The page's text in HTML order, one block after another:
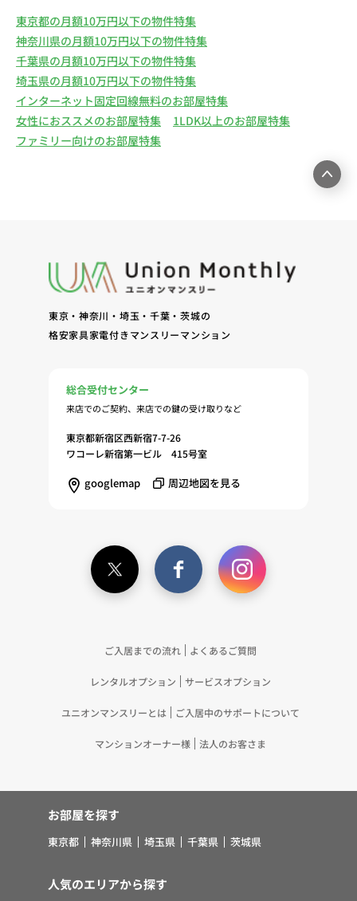
東京都の月額10万円以下の物件特集
神奈川県の月額10万円以下の物件特集
千葉県の月額10万円以下の物件特集
埼玉県の月額10万円以下の物件特集
インターネット固定回線無料のお部屋特集
女性におススメのお部屋特集
1LDK以上のお部屋特集
ファミリー向けのお部屋特集
東京・神奈川・埼玉・千葉・茨城の
格安家具家電付きマンスリーマンション
総合受付センター
来店でのご契約、来店での鍵の受け取りなど
東京都新宿区西新宿7-7-26
ワコーレ新宿第一ビル 415号室
googlemap 周辺地図を見る
ご入居までの流れ よくあるご質問
レンタルオプション サービスオプション
ユニオンマンスリーとは ご入居中のサポートについて
マンションオーナー様 法人のお客さま
お部屋を探す
東京都 神奈川県 埼玉県 千葉県 茨城県
人気のエリアから探す